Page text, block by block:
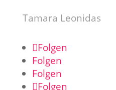
Tamara Leonidas
Folgen
Folgen
Folgen
Folgen